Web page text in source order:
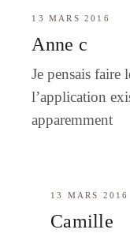
13 MARS 2016
Anne c
Je pensais faire
l’application
apparemment
13 MARS 2016
Camille